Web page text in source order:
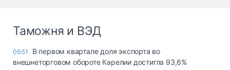
Таможня и ВЭД
06:51
В первом квартале доля экспорта во
внешнеторговом обороте Карелии достигла 93,6%